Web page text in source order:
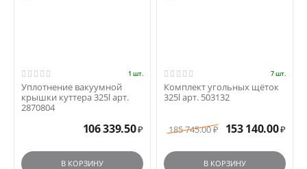
1 шт.
Уплотнение вакуумной
крышки куттера 325l арт.
2870804
106 339.50 ₽
В КОРЗИНУ
7 шт.
Комплект угольных щёток
325l арт. 503132
185 745.00 ₽ 153 140.00 ₽
В КОРЗИНУ